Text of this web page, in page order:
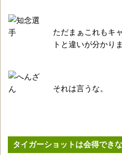
ただまぁこれもキ
トと違いが分かり
それは言うな。
タイガーショットは会得でき